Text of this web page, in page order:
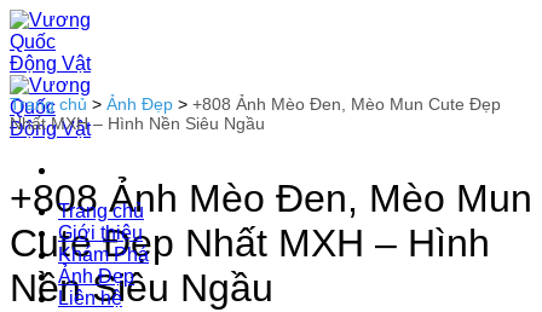
Bỏ
qua
nội
dung
Trang chủ
Giới thiệu
Khám Phá
Ảnh Đẹp
Liên hệ
Trang chủ > Ảnh Đẹp > +808 Ảnh Mèo Đen, Mèo Mun Cute Đẹp
Nhất MXH – Hình Nền Siêu Ngầu
+808 Ảnh Mèo Đen, Mèo Mun
Cute Đẹp Nhất MXH – Hình
Nền Siêu Ngầu